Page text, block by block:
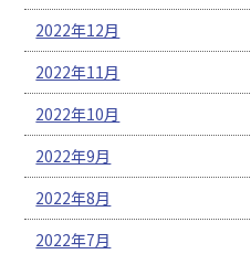
2022年12月
2022年11月
2022年10月
2022年9月
2022年8月
2022年7月